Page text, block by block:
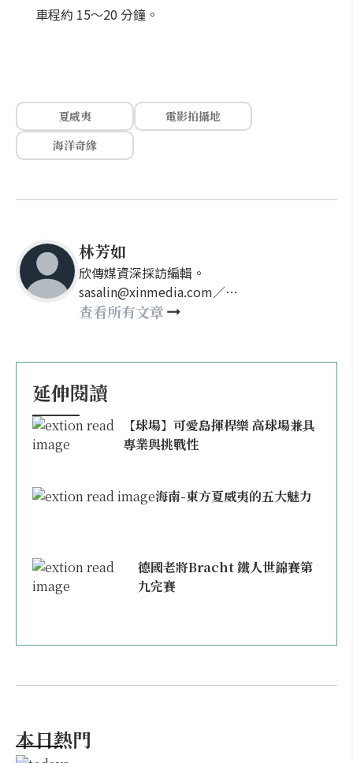
車程約 15～20 分鐘。
夏威夷
電影拍攝地
海洋奇緣
林芳如
欣傳媒資深採訪編輯。
sasalin@xinmedia.com／
happy21917@gmail.com
查看所有文章
延伸閱讀
【球場】可愛島揮桿樂 高球場兼具
專業與挑戰性
海南-東方夏威夷的五大魅力
德國老將Bracht 鐵人世錦賽第
九完賽
本日熱門